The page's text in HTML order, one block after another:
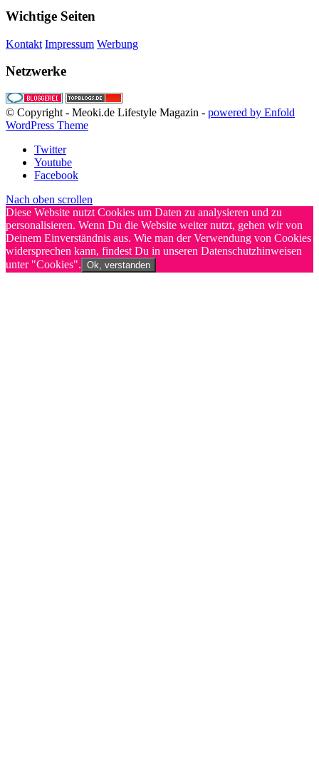
Wichtige Seiten
Kontakt Impressum Werbung
Netzwerke
© Copyright - Meoki.de Lifestyle Magazin - powered by Enfold
WordPress Theme
Twitter
Youtube
Facebook
Nach oben scrollen
Diese Website nutzt Cookies um Daten zu analysieren und zu
personalisieren. Wenn Du die Website weiter nutzt, gehen wir von
Deinem Einverständnis aus. Wie man der Verwendung von Cookies
widersprechen kann, findest Du in unseren Datenschutzhinweisen
unter "Cookies". Ok, verstanden